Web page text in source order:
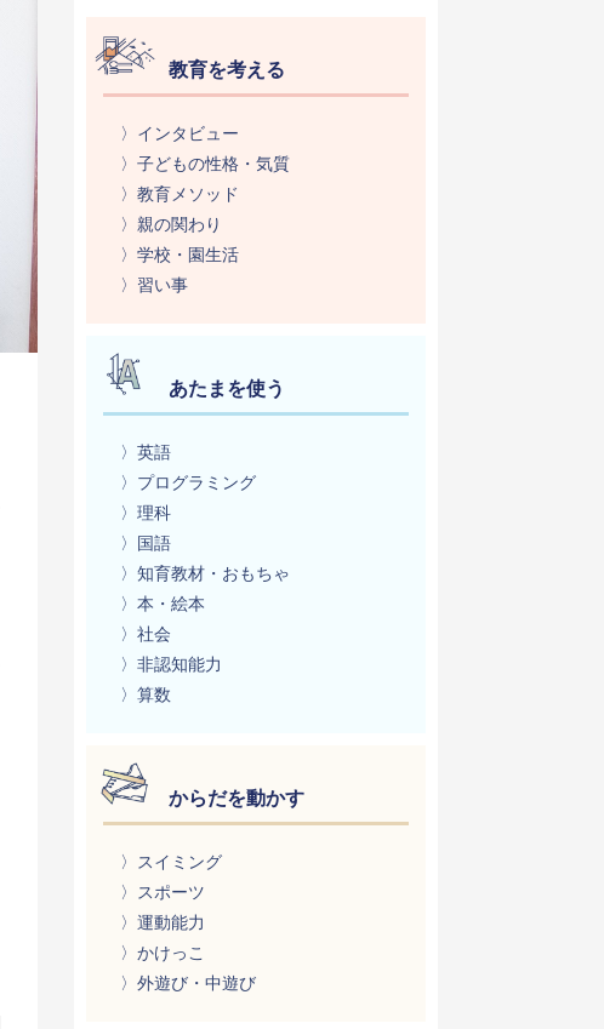
教育を考える
〉インタビュー
〉子どもの性格・気質
〉教育メソッド
〉親の関わり
〉学校・園生活
〉習い事
あたまを使う
〉英語
〉プログラミング
〉理科
〉国語
〉知育教材・おもちゃ
〉本・絵本
〉社会
〉非認知能力
〉算数
からだを動かす
〉スイミング
〉スポーツ
〉運動能力
〉かけっこ
〉外遊び・中遊び